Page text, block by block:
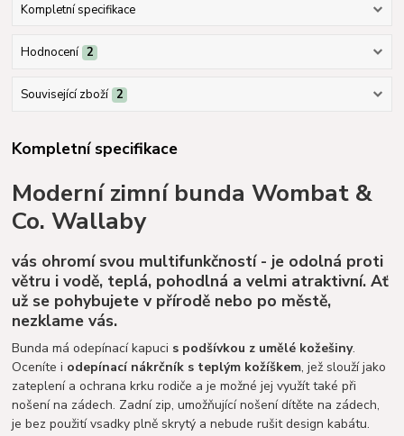
Kompletní specifikace
Hodnocení 2
Související zboží 2
Kompletní specifikace
Modernízimní bunda Wombat &
Co. Wallaby
vás ohromí svou multifunkčností - je odolná proti
větru i vodě, teplá, pohodlná a velmi atraktivní. Ať
už se pohybujete v přírodě nebo po městě,
nezklame vás.
Bunda má odepínací kapuci s podšívkou z umělé kožešiny.
Oceníte i odepínací nákrčník s teplým kožíškem, jež slouží jako
zateplení a ochrana krku rodiče a je možné jej využít také při
nošení na zádech. Zadní zip, umožňující nošení dítěte na zádech,
je bez použití vsadky plně skrytý a nebude rušit design kabátu.